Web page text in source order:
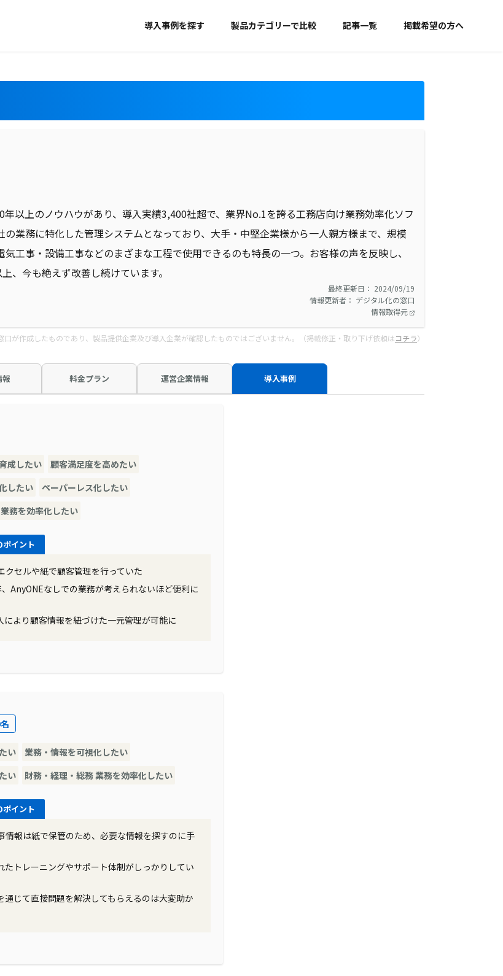
導入事例を探す 製品カテゴリーで比較 記事一覧 掲載希望の方へ
年以上のノウハウがあり、導入実績3,400社超で、業界No.1を誇る工務店向け業務効率化ソフ
の業務に特化した管理システムとなっており、大手・中堅企業様から一人親方様まで、規模
工事・設備工事などのまざまな工程で使用できるのも特長の一つ。お客様の声を反映し、
、今も絶えず改善し続けています。
最終更新日： 2024/09/19
情報更新者： デジタル化の窓口
情報取得元
が作成したものであり、製品提供企業及び導入企業が確認したものではございません。（掲載修正・取り下げ依頼はコチラ）
報 料金プラン 運営企業情報 導入事例
成したい
顧客満足度を高めたい
したい
ペーパーレス化したい
務を効率化したい
ポイント
クセルや紙で顧客管理を行っていた
AnyONEなしでの業務が考えられないほど便利に
により顧客情報を紐づけた一元管理が可能に
い
業務・情報を可視化したい
い
財務・経理・総務 業務を効率化したい
ポイント
情報は紙で保管のため、必要な情報を探すのに手
たトレーニングやサポート体制がしっかりしてい
じて直接問題を解決してもらえるのは大変助か